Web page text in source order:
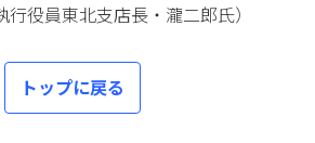
役員東北支店長・瀧二郎氏）
トップに戻る